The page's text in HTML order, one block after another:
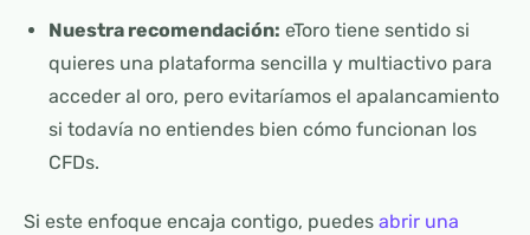
Nuestra recomendación: eToro tiene sentido si
quieres una plataforma sencilla y multiactivo para
acceder al oro, pero evitaríamos el apalancamiento
si todavía no entiendes bien cómo funcionan los
CFDs.
Si este enfoque encaja contigo, puedes abrir una